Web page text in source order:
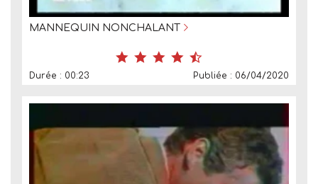
MANNEQUIN NONCHALANT
Durée : 00:23 Publiée : 06/04/2020